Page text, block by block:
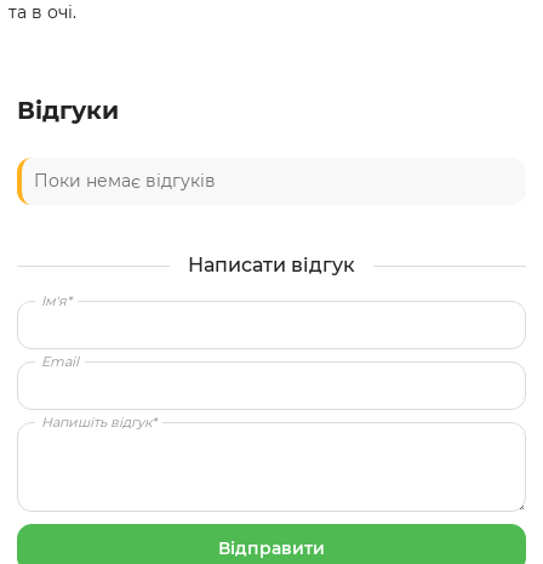
та в очі.
Відгуки
Поки немає відгуків
Написати відгук
Ім'я*
Email
Напишіть відгук*